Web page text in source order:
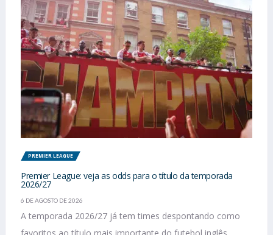
PREMIER LEAGUE
Premier League: veja as odds para o título da temporada
2026/27
6 DE AGOSTO DE 2026
A temporada 2026/27 já tem times despontando como